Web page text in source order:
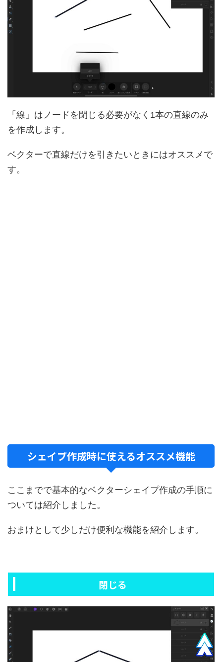
「線」はノードを閉じる必要がなく1本の直線のみ
を作成します。
ベクターで直線だけを引きたいときにはオススメで
す。
シェイプ作成時に使えるオススメ機能
ここまでで基本的なベクターシェイプ作成の手順に
ついては紹介しました。
おまけとして少しだけ便利な機能を紹介します。
閉じる